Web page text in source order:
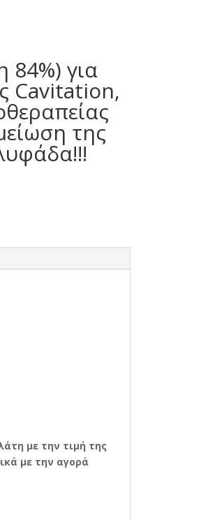
για
Cavitation,
της
με την τιμή της
με την αγορά